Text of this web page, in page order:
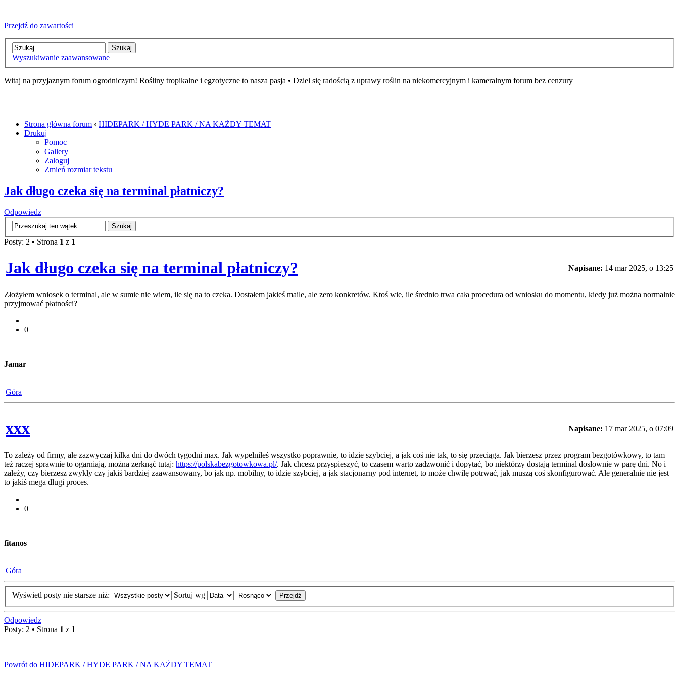
Przejdź do zawartości
Wyszukiwanie zaawansowane
Witaj na przyjaznym forum ogrodniczym! Rośliny tropikalne i egzotyczne to nasza pasja • Dziel się radością z uprawy roślin na niekomercyjnym i kameralnym forum bez cenzury
Strona główna forum ‹ HIDEPARK / HYDE PARK / NA KAŻDY TEMAT
Drukuj
Pomoc
Gallery
Zaloguj
Zmień rozmiar tekstu
Jak długo czeka się na terminal płatniczy?
Odpowiedz
Posty: 2 • Strona 1 z 1
Jak długo czeka się na terminal płatniczy? Napisane: 14 mar 2025, o 13:25
Złożyłem wniosek o terminal, ale w sumie nie wiem, ile się na to czeka. Dostałem jakieś maile, ale zero konkretów. Ktoś wie, ile średnio trwa cała procedura od wniosku do momentu, kiedy już można normalnie
przyjmować płatności?
0
Jamar
Góra
xxx Napisane: 17 mar 2025, o 07:09
To zależy od firmy, ale zazwyczaj kilka dni do dwóch tygodni max. Jak wypełniłeś wszystko poprawnie, to idzie szybciej, a jak coś nie tak, to się przeciąga. Jak bierzesz przez program bezgotówkowy, to tam
też raczej sprawnie to ogarniają, można zerknąć tutaj: https://polskabezgotowkowa.pl/. Jak chcesz przyspieszyć, to czasem warto zadzwonić i dopytać, bo niektórzy dostają terminal dosłownie w parę dni. No i
zależy, czy bierzesz zwykły czy jakiś bardziej zaawansowany, bo jak np. mobilny, to idzie szybciej, a jak stacjonarny pod internet, to może chwilę potrwać, jak muszą coś skonfigurować. Ale generalnie nie jest
to jakiś mega długi proces.
0
fitanos
Góra
Wyświetl posty nie starsze niż: Sortuj wg
Odpowiedz
Posty: 2 • Strona 1 z 1
Powrót do HIDEPARK / HYDE PARK / NA KAŻDY TEMAT